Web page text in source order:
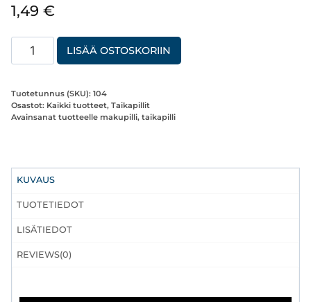
1,49 €
Taikapilli
Suklaa-
biohajoava
5X6g
LISÄÄ OSTOSKORIIN
Tuotetunnus (SKU): 104
Osastot: Kaikki tuotteet, Taikapillit
Avainsanat tuotteelle makupilli, taikapilli
KUVAUS
TUOTETIEDOT
LISÄTIEDOT
REVIEWS(0)